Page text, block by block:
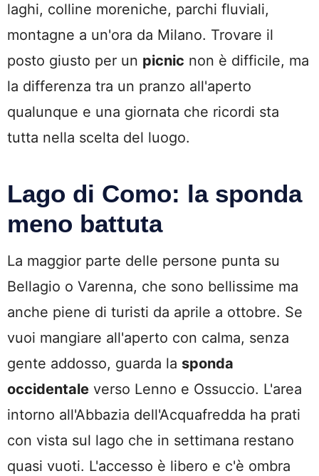
laghi, colline moreniche, parchi fluviali,
montagne a un'ora da Milano. Trovare il
posto giusto per un picnic non è difficile, ma
la differenza tra un pranzo all'aperto
qualunque e una giornata che ricordi sta
tutta nella scelta del luogo.
Lago di Como: la sponda
meno battuta
La maggior parte delle persone punta su
Bellagio o Varenna, che sono bellissime ma
anche piene di turisti da aprile a ottobre. Se
vuoi mangiare all'aperto con calma, senza
gente addosso, guarda la sponda
occidentale verso Lenno e Ossuccio. L'area
intorno all'Abbazia dell'Acquafredda ha prati
con vista sul lago che in settimana restano
quasi vuoti. L'accesso è libero e c'è ombra